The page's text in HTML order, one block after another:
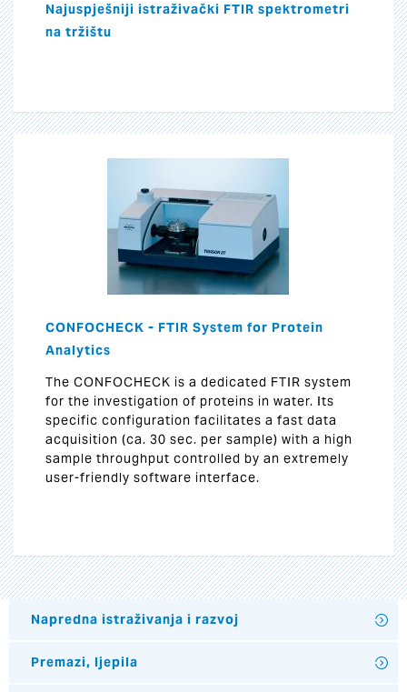
Najuspješniji istraživački FTIR spektrometri
na tržištu
CONFOCHECK - FTIR System for Protein
Analytics
The CONFOCHECK is a dedicated FTIR system
for the investigation of proteins in water. Its
specific configuration facilitates a fast data
acquisition (ca. 30 sec. per sample) with a high
sample throughput controlled by an extremely
user-friendly software interface.
Napredna istraživanja i razvoj
Premazi, ljepila